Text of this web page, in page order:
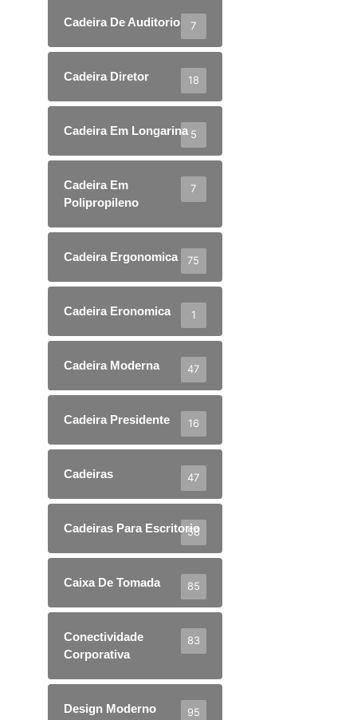
Cadeira De Auditorio 7
Cadeira Diretor 18
Cadeira Em Longarina 5
Cadeira Em
Polipropileno
7
Cadeira Ergonomica 75
Cadeira Eronomica 1
Cadeira Moderna 47
Cadeira Presidente 16
Cadeiras 47
Cadeiras Para Escritorio
58
Caixa De Tomada 85
Conectividade
Corporativa
83
Design Moderno 95